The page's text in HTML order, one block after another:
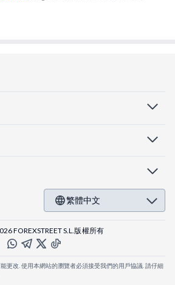
繁體中文
FOREXSTREET S.L.版權所有
更改. 使用本網站的瀏覽者必須接受我們的用戶協議. 請仔細